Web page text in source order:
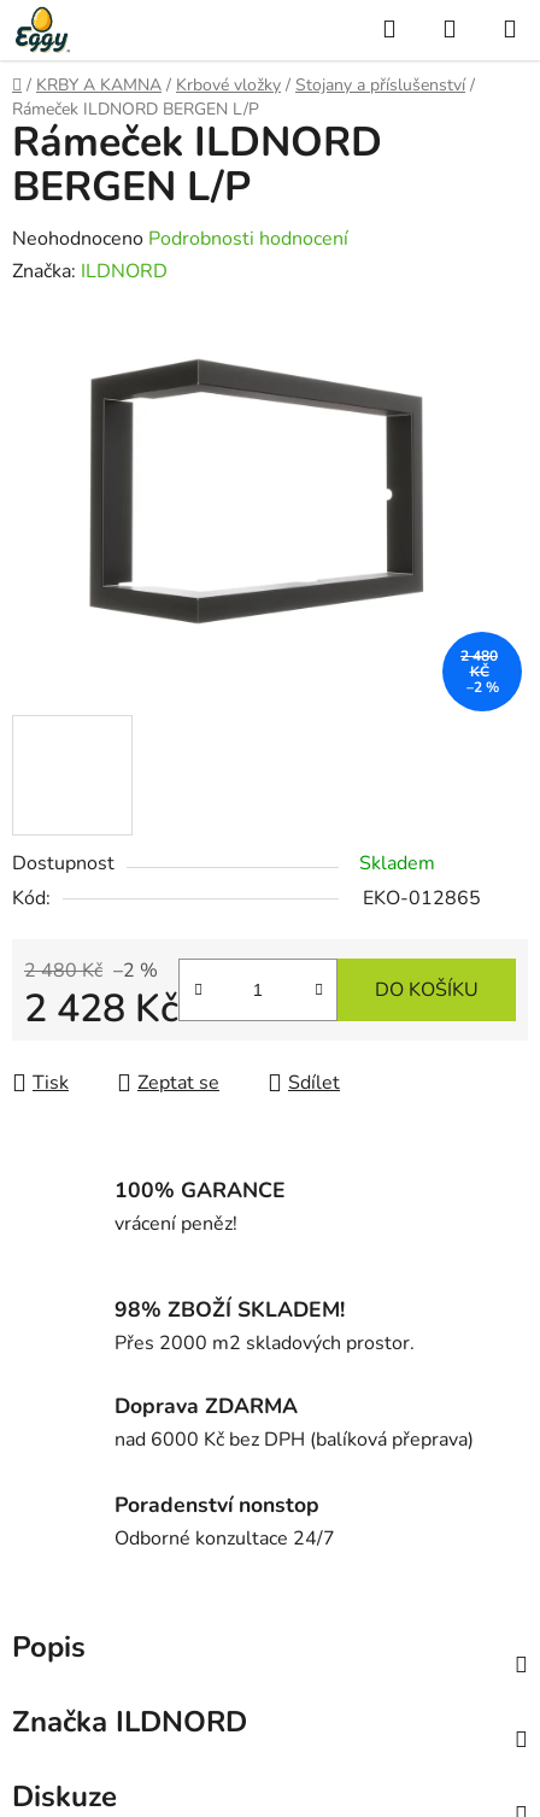
Přejít
na
obsah
Hledat
KOŠÍK
Domů
/ KRBY A KAMNA / Krbové vložky / Stojany a příslušenství /
Rámeček ILDNORD BERGEN L/P
Dostupnost
Skladem
Kód:
EKO-012865
2 480 Kč –2 %
2 428 Kč DO KOŠÍKU
Tisk Zeptat se Sdílet
Rámeček ILDNORD
BERGEN L/P
Průměrné
hodnocení
Neohodnoceno Podrobnosti hodnocení
Značka: ILDNORD
2 480
KČ
–2 %
100% GARANCE
vrácení peněz!
98% ZBOŽÍ SKLADEM!
Přes 2000 m2 skladových prostor.
Doprava ZDARMA
nad 6000 Kč bez DPH (balíková přeprava)
Poradenství nonstop
Odborné konzultace 24/7
Popis
Značka ILDNORD
Diskuze